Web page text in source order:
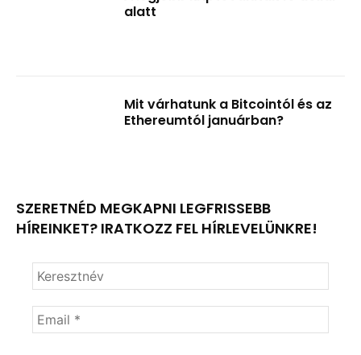
alatt
Mit várhatunk a Bitcointól és az
Ethereumtól januárban?
SZERETNÉD MEGKAPNI LEGFRISSEBB
HÍREINKET? IRATKOZZ FEL HÍRLEVELÜNKRE!